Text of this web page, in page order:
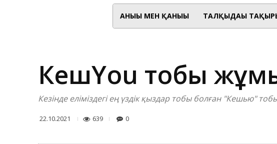
АНЫҒЫ МЕН ҚАНЫҒЫ ТАЛҚЫДАҒЫ
КешYou тобы
Кезінде еліміздегі ең үздік қыздар тобы болған "Кешью"
22.10.2021 639 0